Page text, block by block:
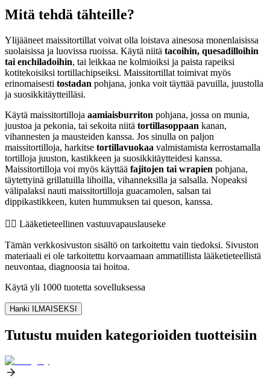
Mitä tehdä tähteille?
Ylijääneet maissitortillat voivat olla loistava ainesosa monenlaisissa
suolaisissa ja luovissa ruoissa. Käytä niitä tacoihin, quesadilloihin
tai enchiladoihin, tai leikkaa ne kolmioiksi ja paista rapeiksi
kotitekoisiksi tortillachipseiksi. Maissitortillat toimivat myös
erinomaisesti tostadan pohjana, jonka voit täyttää pavuilla, juustolla
ja suosikkitäytteilläsi.
Käytä maissitortilloja aamiaisburriton pohjana, jossa on munia,
juustoa ja pekonia, tai sekoita niitä tortillasoppaan kanan,
vihannesten ja mausteiden kanssa. Jos sinulla on paljon
maissitortilloja, harkitse tortillavuokaa valmistamista kerrostamalla
tortilloja juuston, kastikkeen ja suosikkitäytteidesi kanssa.
Maissitortilloja voi myös käyttää fajitojen tai wrapien pohjana,
täytettyinä grillatuilla lihoilla, vihanneksilla ja salsalla. Nopeaksi
välipalaksi nauti maissitortilloja guacamolen, salsan tai
dippikastikkeen, kuten hummuksen tai queson, kanssa.
👨‍⚕️️ Lääketieteellinen vastuuvapauslauseke
Tämän verkkosivuston sisältö on tarkoitettu vain tiedoksi. Sivuston
materiaali ei ole tarkoitettu korvaamaan ammatillista lääketieteellistä
neuvontaa, diagnoosia tai hoitoa.
Käytä yli 1000 tuotetta sovelluksessa
Hanki ILMAISEKSI
Tutustu muiden kategorioiden tuotteisiin